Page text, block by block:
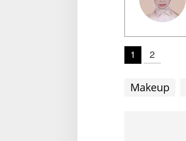
1 2
Makeup